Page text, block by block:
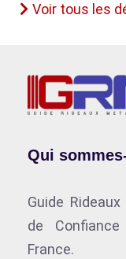
Voir tous les
Qui
Guide
de
France.